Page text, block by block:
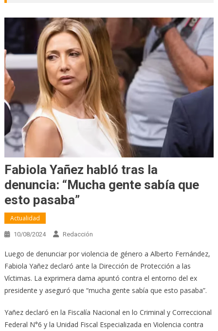
Fabiola Yañez habló tras la
denuncia: “Mucha gente sabía que
esto pasaba”
Actualidad
10/08/2024 Redacción
Luego de denunciar por violencia de género a Alberto Fernández,
Fabiola Yañez declaró ante la Dirección de Protección a las
Víctimas. La exprimera dama apuntó contra el entorno del ex
presidente y aseguró que “mucha gente sabía que esto pasaba”.
Yañez declaró en la Fiscalía Nacional en lo Criminal y Correccional
Federal N°6 y la Unidad Fiscal Especializada en Violencia contra